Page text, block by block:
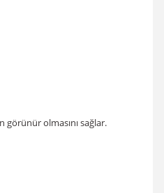
görünür olmasını sağlar.